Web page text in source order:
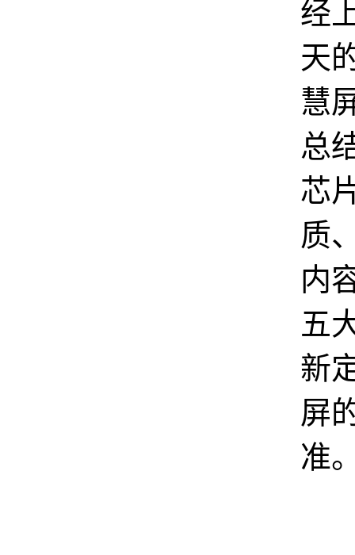
经
天
慧
总
芯
质
内
五
新
屏
准